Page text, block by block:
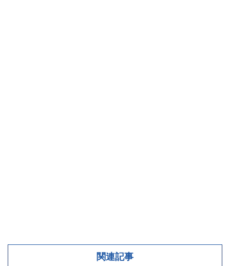
関連記事